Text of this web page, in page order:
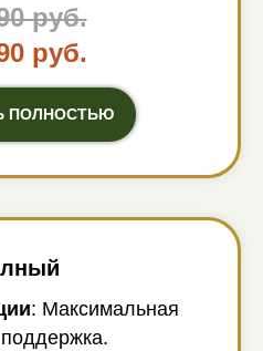
руб.
руб.
ПОЛНОСТЬЮ
: Максимальная